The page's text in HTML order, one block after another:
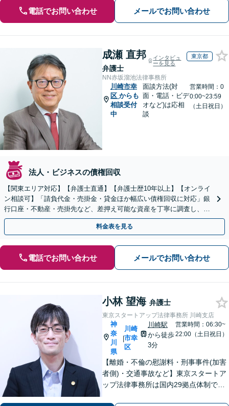
電話でお問い合わせ メールでお問い合わせ
成瀬 直邦
弁護士
インタビュ
ーを見る
東京都
NN赤坂溜池法律事務所
川崎市幸
区 からも
相談受付
中
面談方法(対
面・電話・ビデ
オなど)は応相
談
営業時間：0
0:00~23:59
（土日祝日）
法人・ビジネスの債権回収
【関東エリア対応】【弁護士直通】【弁護士歴10年以上】【オンライ
ン相談可】「請負代金・売掛金・貸金ほか幅広い債権回収に対応」銀
行口座・不動産・売掛先など、差押え可能な資産を丁寧に調査し、効
果的な手続きを選択します【休日・夜間相談可】
料金表を見る
電話でお問い合わせ メールでお問い合わせ
小林 望海 弁護士
東京スタートアップ法律事務所 川崎支店
神
奈
川
県
|
川崎
市幸
区
川崎駅
から徒歩
3分
営業時間：06:30~
22:00（土日祝日）
【離婚・不倫の慰謝料・刑事事件(加害
者側)・交通事故など】東京スタートア
ップ法律事務所は国内29拠点体制で全